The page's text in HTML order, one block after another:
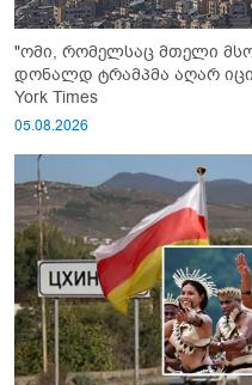
"ომი, რომელსაც მთელი
დონალდ ტრამპმა აღარ იცის,
York Times
05.08.2026